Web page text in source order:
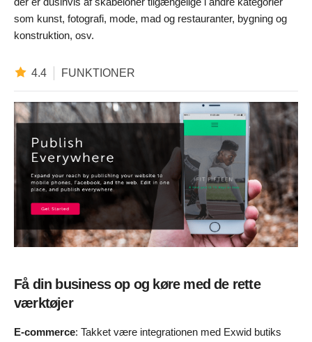
som kunst, fotografi, mode, mad og restauranter, bygning og
konstruktion, osv.
4.4 FUNKTIONER
Få din business op og køre med de rette
værktøjer
E-commerce: Takket være integrationen med Exwid butiks